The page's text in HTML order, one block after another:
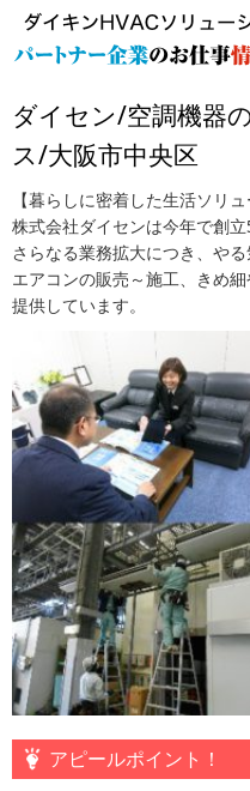
ダイセン/空調機器
ス/大阪市中央区
【暮らしに密着した生活ソリ
株式会社ダイセンは今年で創
さらなる業務拡大につき、や
エアコンの販売～施工、きめ
提供しています。
アピールポイント！